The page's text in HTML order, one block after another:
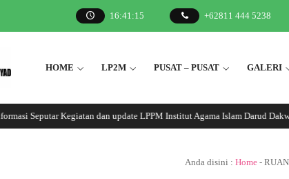
16:41:15 +62811 444 5238
HOME LP2M PUSAT – PUSAT GALERI
Seputar Kegiatan dan update LPPM Institut Agama Islam Darud
Anda disini : Home-